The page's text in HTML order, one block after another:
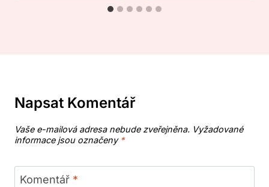
Napsat Komentář
Vaše e-mailová adresa nebude zveřejněna. Vyžadované
informace jsou označeny *
Komentář *